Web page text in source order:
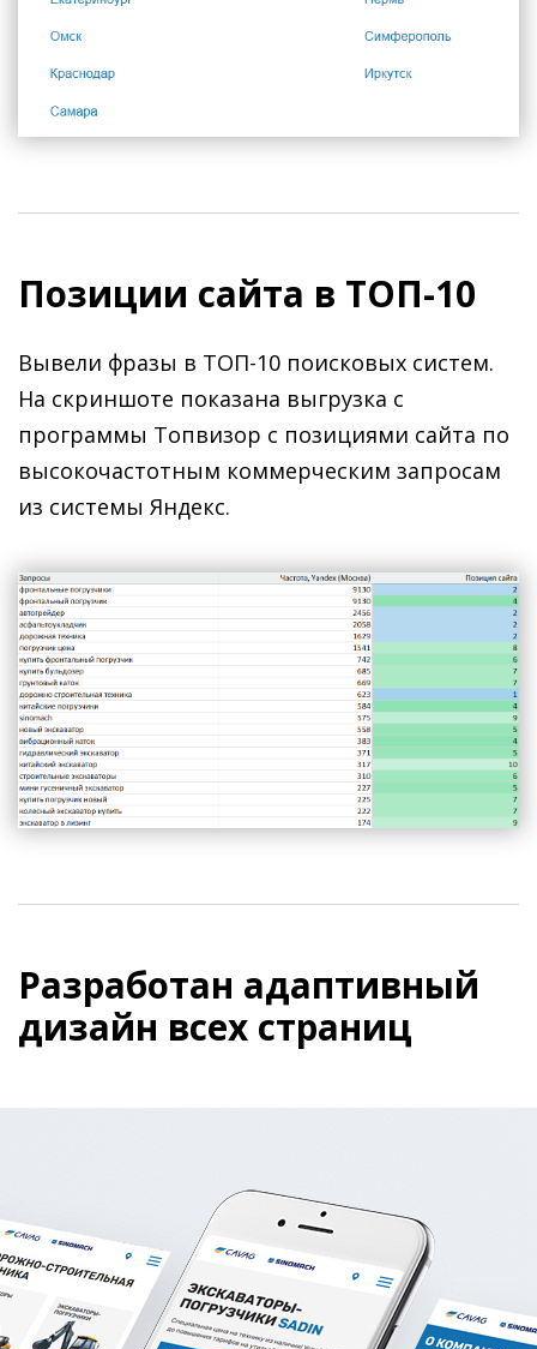
Позиции сайта в ТОП-10
Вывели фразы в ТОП-10 поисковых систем.
На скриншоте показана выгрузка с
программы Топвизор с позициями сайта по
высокочастотным коммерческим запросам
из системы Яндекс.
Разработан адаптивный
дизайн всех страниц